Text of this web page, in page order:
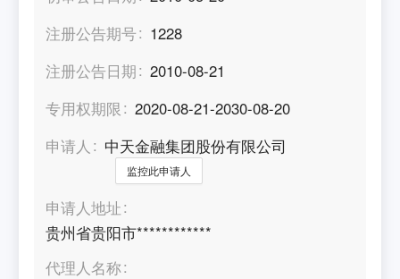
注册公告期号
1228
注册公告日期
2010-08-21
专用权期限
2020-08-21-2030-08-20
申请人
中天金融集团股份有限公司
监控此申请人
申请人地址
贵州省贵阳市************
代理人名称